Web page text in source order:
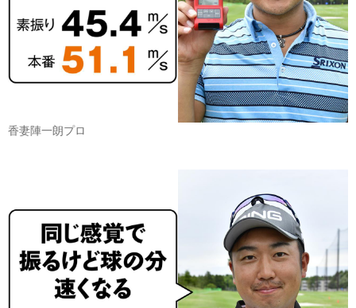
香妻陣一朗プロ